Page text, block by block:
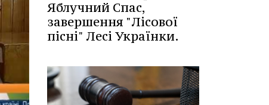
Яблучний Спас,
завершення "Лісової
пісні" Лесі Українки.